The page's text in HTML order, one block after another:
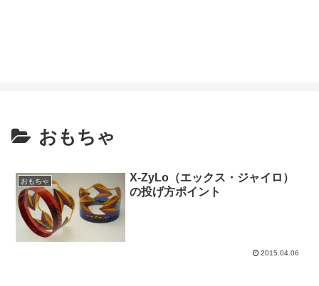
おもちゃ
おもちゃ
X-ZyLo（エックス・ジャイロ）
の投げ方ポイント
2015.04.06